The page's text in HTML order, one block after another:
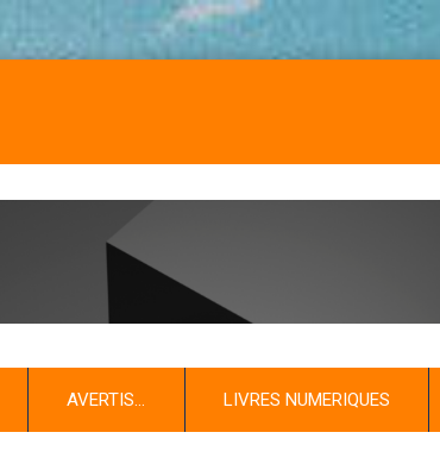
AVERTIS… LIVRES NUMERIQUES